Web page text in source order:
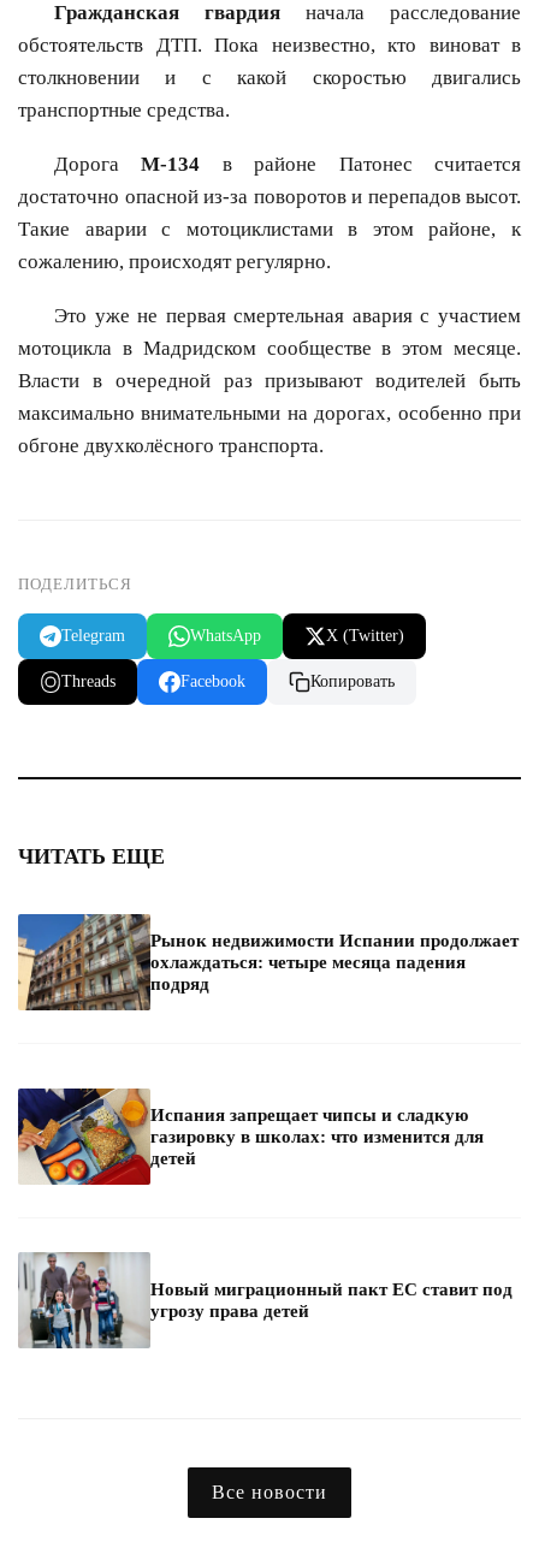
Гражданская гвардия начала расследование
обстоятельств ДТП. Пока неизвестно, кто виноват в
столкновении и с какой скоростью двигались
транспортные средства.
ДорогаM-134 в районе Патонес считается
достаточно опасной из-за поворотов и перепадов высот.
Такие аварии с мотоциклистами в этом районе, к
сожалению, происходят регулярно.
Это уже не первая смертельная авария с участием
мотоцикла в Мадридском сообществе в этом месяце.
Власти в очередной раз призывают водителей быть
максимально внимательными на дорогах, особенно при
обгоне двухколёсного транспорта.
ПОДЕЛИТЬСЯ
Telegram WhatsApp X (Twitter)
Threads Facebook Копировать
ЧИТАТЬ ЕЩЕ
Рынок недвижимости Испании продолжает
охлаждаться: четыре месяца падения
подряд
Испания запрещает чипсы и сладкую
газировку в школах: что изменится для
детей
Новый миграционный пакт ЕС ставит под
угрозу права детей
Все новости